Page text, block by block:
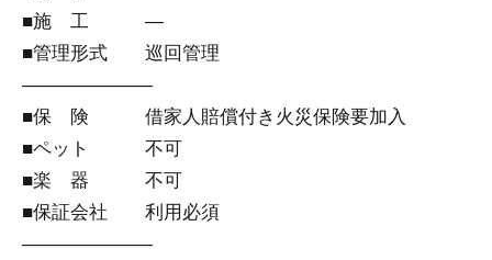
■施 工 ―
■管理形式 巡回管理
―――――――
■保 険 借家人賠償付き火災保険要加入
■ペット 不可
■楽 器 不可
■保証会社 利用必須
―――――――